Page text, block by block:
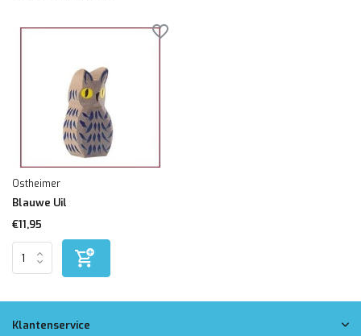
Ostheimer
Blauwe Uil
€11,95
Klantenservice